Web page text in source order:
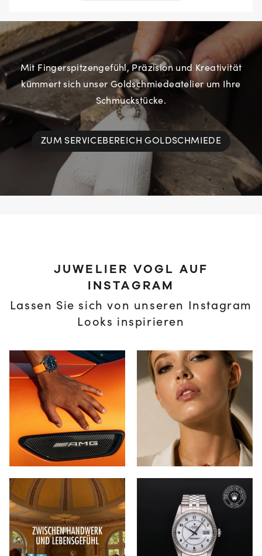
Mit Fingerspitzengefühl, Präzision und Kreativität
kümmert sich unser Goldschmiedeatelier um Ihre
Schmuckstücke.
ZUM SERVICEBEREICH GOLDSCHMIEDE
JUWELIER VOGL AUF
INSTAGRAM
Lassen Sie sich von unseren Instagram
Looks inspirieren